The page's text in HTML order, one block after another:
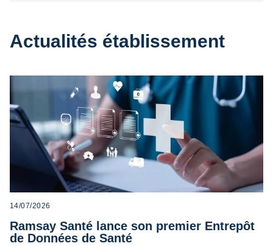
Actualités établissement
14/07/2026
Ramsay Santé lance son premier Entrepôt
de Données de Santé